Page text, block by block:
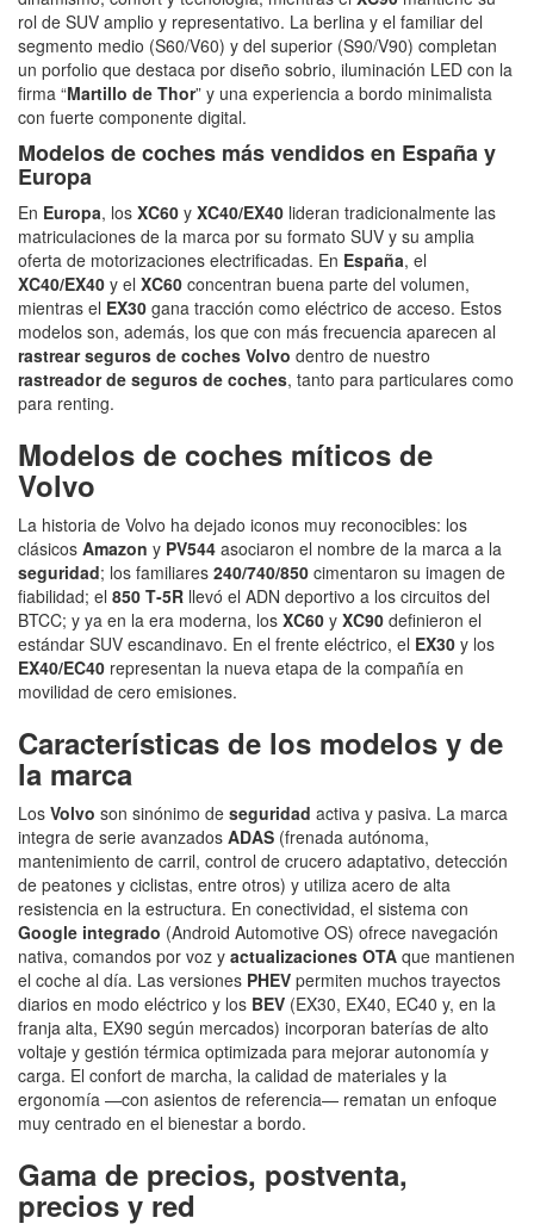
rol de SUV amplio y representativo. La berlina y el familiar del
segmento medio (S60/V60) y del superior (S90/V90) completan
un porfolio que destaca por diseño sobrio, iluminación LED con la
firma “Martillo de Thor” y una experiencia a bordo minimalista
con fuerte componente digital.
Modelos decoches más vendidos en España y
Europa
En Europa, los XC60 y XC40/EX40 lideran tradicionalmente las
matriculaciones de la marca por su formato SUV y su amplia
oferta de motorizaciones electrificadas. En España, el
XC40/EX40 y el XC60 concentran buena parte del volumen,
mientras el EX30 gana tracción como eléctrico de acceso. Estos
modelos son, además, los que con más frecuencia aparecen al
rastrear seguros de coches Volvo dentro de nuestro
rastreador de seguros de coches, tanto para particulares como
para renting.
Modelos de coches míticos de
Volvo
La historia de Volvo ha dejado iconos muy reconocibles: los
clásicos Amazon y PV544 asociaron el nombre de la marca a la
seguridad; los familiares 240/740/850 cimentaron su imagen de
fiabilidad; el 850 T‑5R llevó el ADN deportivo a los circuitos del
BTCC; y ya en la era moderna, los XC60 y XC90 definieron el
estándar SUV escandinavo. En el frente eléctrico, el EX30 y los
EX40/EC40 representan la nueva etapa de la compañía en
movilidad de cero emisiones.
Características de los modelos y de
la marca
Los Volvo son sinónimo de seguridad activa y pasiva. La marca
integra de serie avanzados ADAS (frenada autónoma,
mantenimiento de carril, control de crucero adaptativo, detección
de peatones y ciclistas, entre otros) y utiliza acero de alta
resistencia en la estructura. En conectividad, el sistema con
Google integrado (Android Automotive OS) ofrece navegación
nativa, comandos por voz y actualizaciones OTA que mantienen
el coche al día. Las versiones PHEV permiten muchos trayectos
diarios en modo eléctrico y los BEV (EX30, EX40, EC40 y, en la
franja alta, EX90 según mercados) incorporan baterías de alto
voltaje y gestión térmica optimizada para mejorar autonomía y
carga. El confort de marcha, la calidad de materiales y la
ergonomía —con asientos de referencia— rematan un enfoque
muy centrado en el bienestar a bordo.
Gama de precios, postventa,
precios y red